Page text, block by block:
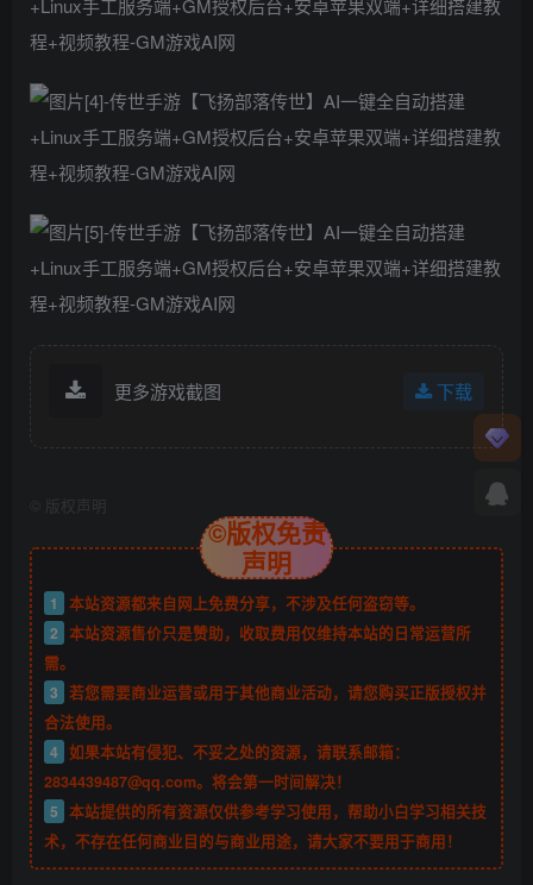
更多游戏截图 下载
版权声明
©版权免责
声明
1
本站资源都来自网上免费分享，不涉及任何盗窃等。
2 本站资源售价只是赞助，收取费用仅维持本站的日常运营所
需。
3 若您需要商业运营或用于其他商业活动，请您购买正版授权并
合法使用。
4 如果本站有侵犯、不妥之处的资源，请联系邮箱：
2834439487@qq.com。将会第一时间解决！
5 本站提供的所有资源仅供参考学习使用，帮助小白学习相关技
术，不存在任何商业目的与商业用途，请大家不要用于商用！